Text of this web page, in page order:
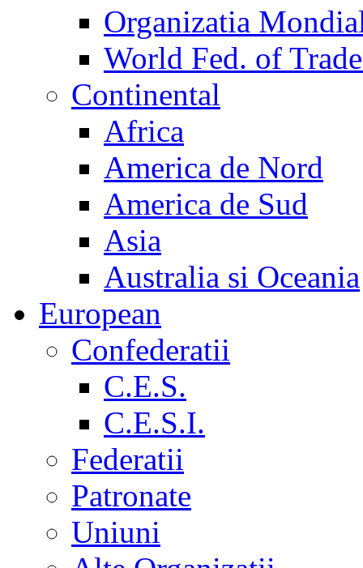
Organizatia
World Fed. of
Continental
Africa
America de Nord
America de Sud
Asia
Australia si Oceania
European
Confederatii
C.E.S.
C.E.S.I.
Federatii
Patronate
Uniuni